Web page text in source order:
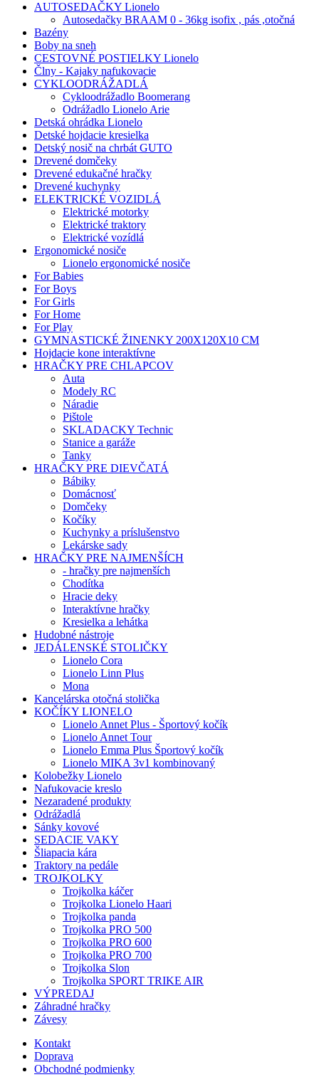
AUTOSEDAČKY Lionelo
Autosedačky BRAAM 0 - 36kg isofix , pás ,otočná
Bazény
Boby na sneh
CESTOVNÉ POSTIELKY Lionelo
Člny - Kajaky nafukovacie
CYKLOODRÁŽADLÁ
Cykloodrážadlo Boomerang
Odrážadlo Lionelo Arie
Detská ohrádka Lionelo
Detské hojdacie kresielka
Detský nosič na chrbát GUTO
Drevené domčeky
Drevené edukačné hračky
Drevené kuchynky
ELEKTRICKÉ VOZIDLÁ
Elektrické motorky
Elektrické traktory
Elektrické vozídlá
Ergonomické nosiče
Lionelo ergonomické nosiče
For Babies
For Boys
For Girls
For Home
For Play
GYMNASTICKÉ ŽINENKY 200X120X10 CM
Hojdacie kone interaktívne
HRAČKY PRE CHLAPCOV
Auta
Modely RC
Náradie
Pištole
SKLADACKY Technic
Stanice a garáže
Tanky
HRAČKY PRE DIEVČATÁ
Bábiky
Domácnosť
Domčeky
Kočíky
Kuchynky a príslušenstvo
Lekárske sady
HRAČKY PRE NAJMENŠÍCH
- hračky pre najmenších
Chodítka
Hracie deky
Interaktívne hračky
Kresielka a lehátka
Hudobné nástroje
JEDÁLENSKÉ STOLIČKY
Lionelo Cora
Lionelo Linn Plus
Mona
Kancelárska otočná stolička
KOČÍKY LIONELO
Lionelo Annet Plus - Športový kočík
Lionelo Annet Tour
Lionelo Emma Plus Športový kočík
Lionelo MIKA 3v1 kombinovaný
Kolobežky Lionelo
Nafukovacie kreslo
Nezaradené produkty
Odrážadlá
Sánky kovové
SEDACIE VAKY
Šliapacia kára
Traktory na pedále
TROJKOLKY
Trojkolka káčer
Trojkolka Lionelo Haari
Trojkolka panda
Trojkolka PRO 500
Trojkolka PRO 600
Trojkolka PRO 700
Trojkolka Slon
Trojkolka SPORT TRIKE AIR
VÝPREDAJ
Záhradné hračky
Závesy
Kontakt
Doprava
Obchodné podmienky